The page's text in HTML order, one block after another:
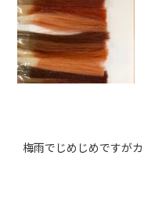
梅雨でじめじめですが